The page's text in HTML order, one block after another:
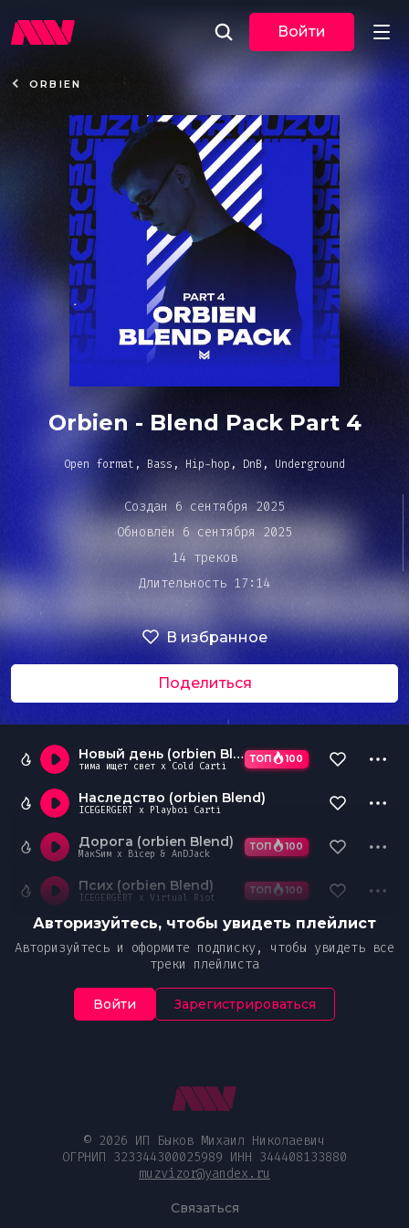
Музыка
По трекам
По жанрам
Плейлисты
Event
Bar&Club
Mainstage
Эдиторы
DJ BATTLE
Войти
ORBIEN
Orbien - Blend Pack Part 4
Open format, Bass, Hip-hop, DnB, Underground
Создан 6 сентября 2025
Обновлён 6 сентября 2025
14 треков
Длительность 17:14
В избранное
Поделиться
Новый день (orbien Blend).mp3
тима ищет свет x Cold Carti
ТОП 100
Наследство (orbien Blend)
ICEGERGERT x Playboi Carti
Дорога (orbien Blend)
МакSим x Bicep & AnDJack
ТОП 100
Псих (orbien Blend)
ICEGERGERT x Virtual Riot
ТОП 100
Авторизуйтесь, чтобы увидеть плейлист
Авторизуйтесь и оформите подписку, чтобы увидеть все
треки плейлиста
Войти Зарегистрироваться
воспроизведения
© 2026 ИП Быков Михаил Николаевич
ОГРНИП 323344300025989 ИНН 344408133880
muzvizor@yandex.ru
Связаться